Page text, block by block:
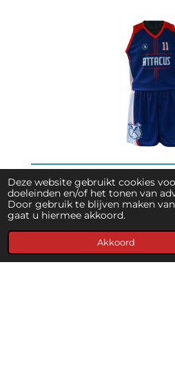
Deze website gebruikt cookies
doeleinden en/of het tonen van
Door gebruik te blijven maken
gaat u hiermee akkoord.
Akkoord